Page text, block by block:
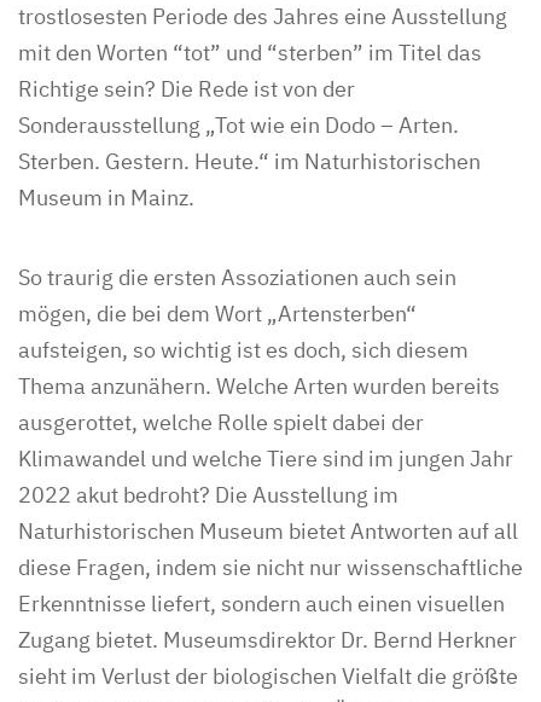
trostlosesten Periode des Jahres eine Ausstellung
mit den Worten “tot” und “sterben” im Titel das
Richtige sein? Die Rede ist von der
Sonderausstellung „Tot wie ein Dodo – Arten.
Sterben. Gestern. Heute.“ im Naturhistorischen
Museum in Mainz.
So traurig die ersten Assoziationen auch sein
mögen, die bei dem Wort „Artensterben“
aufsteigen, so wichtig ist es doch, sich diesem
Thema anzunähern. Welche Arten wurden bereits
ausgerottet, welche Rolle spielt dabei der
Klimawandel und welche Tiere sind im jungen Jahr
2022 akut bedroht? Die Ausstellung im
Naturhistorischen Museum bietet Antworten auf all
diese Fragen, indem sie nicht nur wissenschaftliche
Erkenntnisse liefert, sondern auch einen visuellen
Zugang bietet. Museumsdirektor Dr. Bernd Herkner
sieht im Verlust der biologischen Vielfalt die größte